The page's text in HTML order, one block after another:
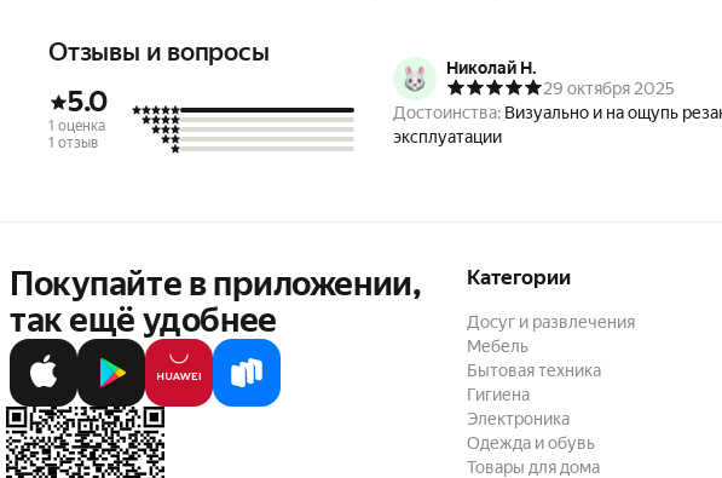
Отзывы и вопросы
5.0
1 оценка
1 отзыв
Николай Н.
29 октября 2025
Достоинства: Визуально и на ощупь
эксплуатации
Покупайте в приложении,
так ещё удобнее
Категории
Досуг и развлечения
Мебель
Бытовая техника
Гигиена
Электроника
Одежда и обувь
Товары для дома